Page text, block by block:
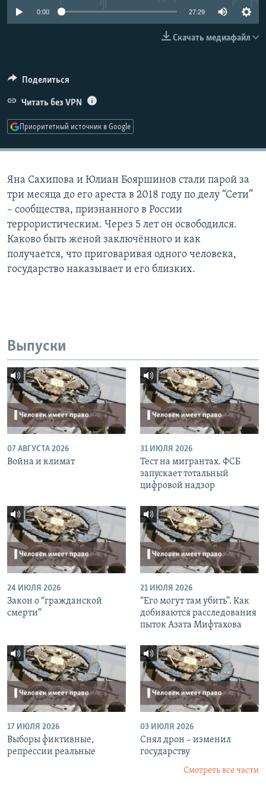
РАСПИСАНИЕ ВЕЩАНИЯ
0:00 27:29
Скачать медиафайл
Поделиться
Читать без VPN
Приоритетный источник в Google
Яна Сахипова и Юлиан Бояршинов стали парой за
три месяца до его ареста в 2018 году по делу “Сети”
– сообщества, признанного в России
террористическим. Через 5 лет он освободился.
Каково быть женой заключённого и как
получается, что приговаривая одного человека,
государство наказывает и его близких.
Выпуски
07 АВГУСТА 2026
Война и климат
31 ИЮЛЯ 2026
Тест на мигрантах. ФСБ
запускает тотальный
цифровой надзор
24 ИЮЛЯ 2026
Закон о “гражданской
смерти”
21 ИЮЛЯ 2026
“Его могут там убить”. Как
добиваются расследования
пыток Азата Мифтахова
17 ИЮЛЯ 2026
Выборы фиктивные,
репрессии реальные
03 ИЮЛЯ 2026
Снял дрон – изменил
государству
Смотреть все части